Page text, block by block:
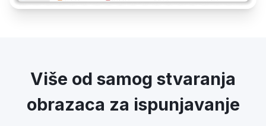
Više od samog stvaranja
obrazaca za ispunjavanje